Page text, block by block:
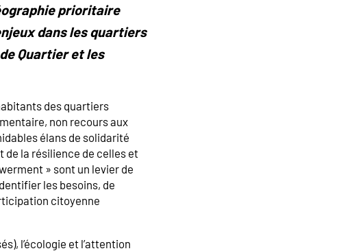
prioritaire
dans les quartiers
Quartier et les
des quartiers
non recours aux
élans de solidarité
la résilience de celles et
» sont un levier de
les besoins, de
citoyenne
l’écologie et l’attention